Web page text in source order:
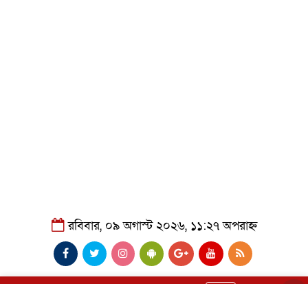
রবিবার, ০৯ অগাস্ট ২০২৬, ১১:২৭ অপরাহ্ন